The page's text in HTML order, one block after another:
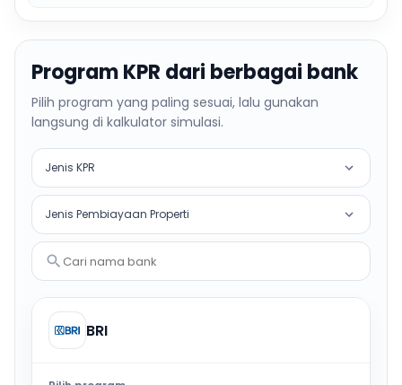
Program KPR dari berbagai bank
Pilih program yang paling sesuai, lalu gunakan
langsung di kalkulator simulasi.
Jenis KPR
Jenis Pembiayaan Properti
Cari nama bank
BRI